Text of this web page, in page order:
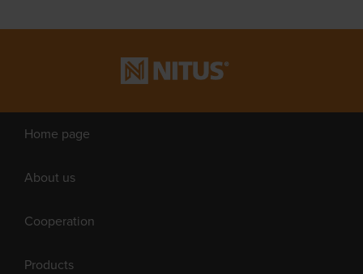
Home page
About us
Cooperation
Products